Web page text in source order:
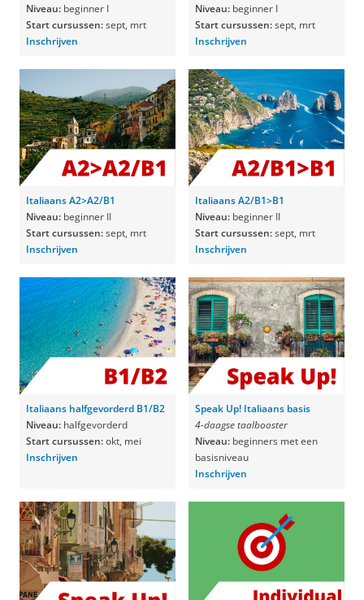
Niveau: beginner I
Start cursussen:sept, mrt
Inschrijven
Niveau: beginner I
Start cursussen:sept, mrt
Inschrijven
Italiaans A2>A2/B1
Niveau: beginner II
Start cursussen:sept, mrt
Inschrijven
Italiaans A2/B1>B1
Niveau: beginner II
Start cursussen:sept, mrt
Inschrijven
Italiaans halfgevorderd B1/B2
Niveau: halfgevorderd
Start cursussen:okt, mei
Inschrijven
Speak Up! Italiaans basis
4-daagse taalbooster
Niveau: beginners met een
basisniveau
Inschrijven